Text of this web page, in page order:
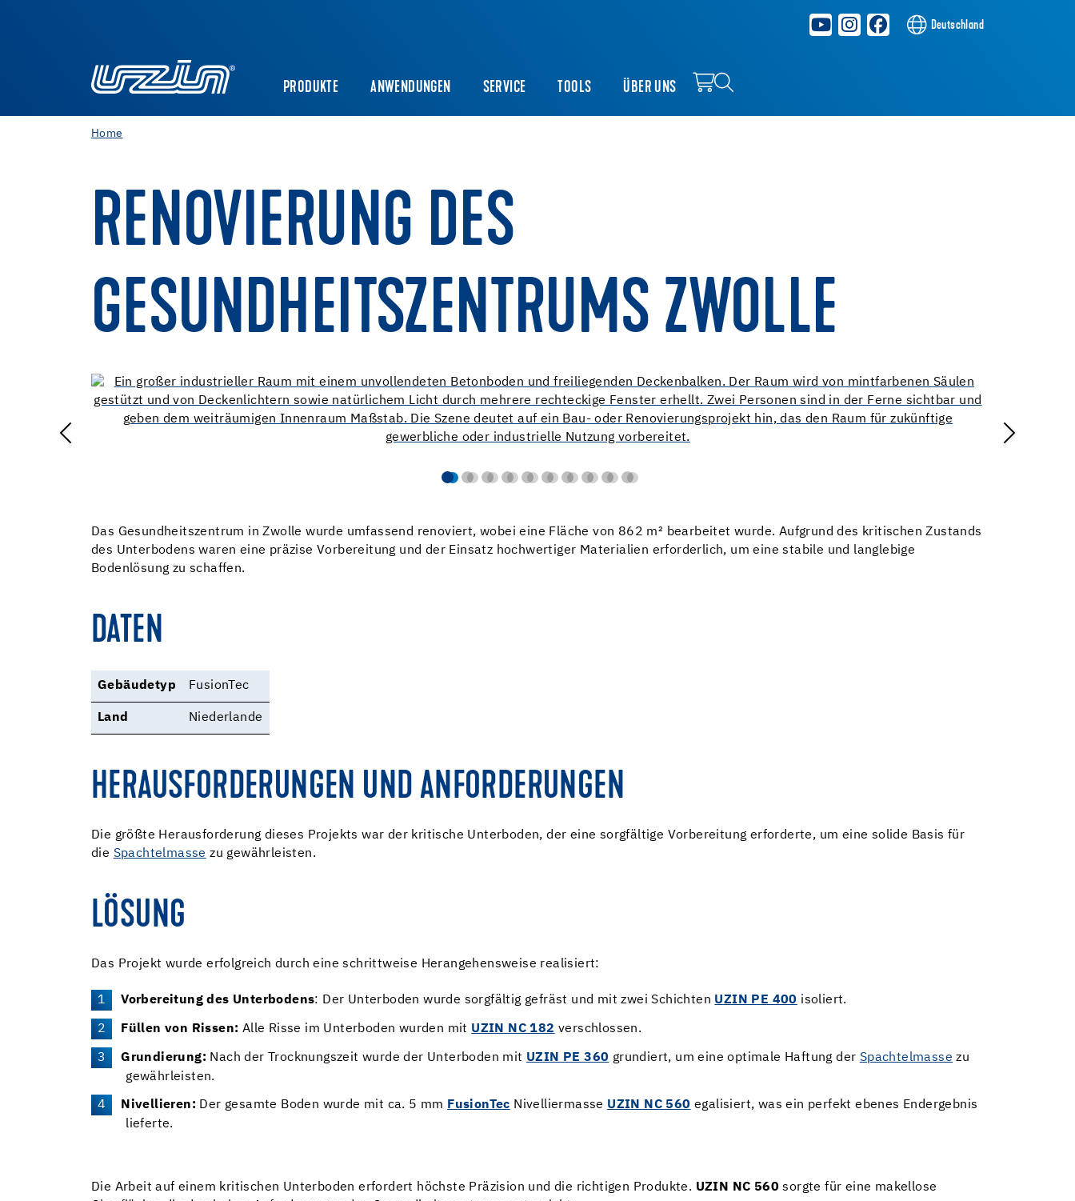
Deutschland
PRODUKTE ANWENDUNGEN SERVICE TOOLS ÜBER UNS
Home
RENOVIERUNG DES
GESUNDHEITSZENTRUMS ZWOLLE
Das Gesundheitszentrum in Zwolle wurde umfassend renoviert, wobei eine Fläche von 862 m² bearbeitet wurde. Aufgrund des kritischen Zustands
des Unterbodens waren eine präzise Vorbereitung und der Einsatz hochwertiger Materialien erforderlich, um eine stabile und langlebige
Bodenlösung zu schaffen.
DATEN
Gebäudetyp FusionTec
Land Niederlande
HERAUSFORDERUNGEN UND ANFORDERUNGEN
Die größte Herausforderung dieses Projekts war der kritische Unterboden, der eine sorgfältige Vorbereitung erforderte, um eine solide Basis für
die Spachtelmasse zu gewährleisten.
LÖSUNG
Das Projekt wurde erfolgreich durch eine schrittweise Herangehensweise realisiert:
Vorbereitung des Unterbodens: Der Unterboden wurde sorgfältig gefräst und mit zwei Schichten UZIN PE 400 isoliert.
Füllen von Rissen: Alle Risse im Unterboden wurden mit UZIN NC 182 verschlossen.
Grundierung: Nach der Trocknungszeit wurde der Unterboden mit UZIN PE 360 grundiert, um eine optimale Haftung der Spachtelmasse zu
gewährleisten.
Nivellieren: Der gesamte Boden wurde mit ca. 5 mm FusionTec Nivelliermasse UZIN NC 560 egalisiert, was ein perfekt ebenes Endergebnis
lieferte.
Die Arbeit auf einem kritischen Unterboden erfordert höchste Präzision und die richtigen Produkte. UZIN NC 560 sorgte für eine makellose